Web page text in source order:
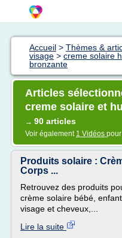
Accueil > Thèmes &
visage > creme solaire
bronzante
Articles
creme solaire et
→ 90 articles
Voir également 1 Vidéos
Produits solaire :
Corps ...
Retrouvez des produits
crème solaire bébé,
visage et cheveux,...
Lire la suite